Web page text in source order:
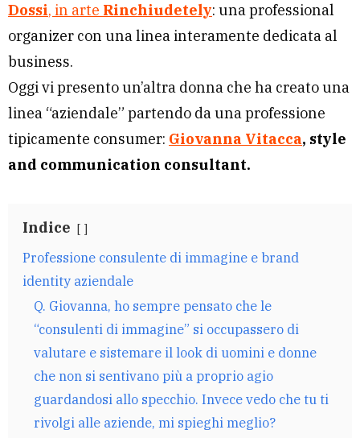
Dossi, in arte Rinchiudetely: una professional
organizer con una linea interamente dedicata al
business.
Oggi vi presento un’altra donna che ha creato una
linea “aziendale” partendo da una professione
tipicamente consumer: Giovanna Vitacca, style
and communication consultant.
Indice
Professione consulente di immagine e brand
identity aziendale
Q. Giovanna, ho sempre pensato che le
“consulenti di immagine” si occupassero di
valutare e sistemare il look di uomini e donne
che non si sentivano più a proprio agio
guardandosi allo specchio. Invece vedo che tu ti
rivolgi alle aziende, mi spieghi meglio?